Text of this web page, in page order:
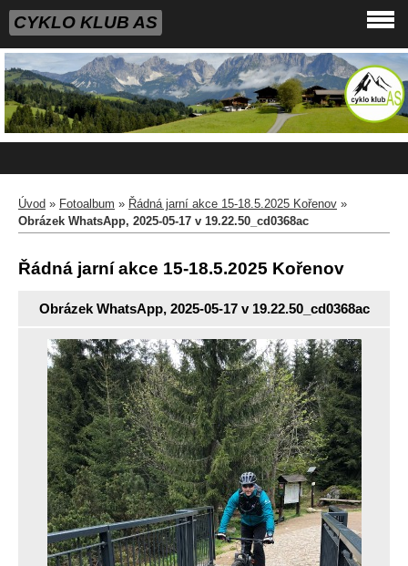
CYKLO KLUB AS
Úvod » Fotoalbum » Řádná jarní akce 15-18.5.2025 Kořenov »
Obrázek WhatsApp, 2025-05-17 v 19.22.50_cd0368ac
Řádná jarní akce 15-18.5.2025 Kořenov
Obrázek WhatsApp, 2025-05-17 v 19.22.50_cd0368ac